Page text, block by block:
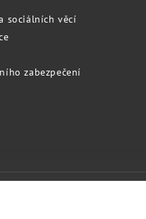
sociálních věcí
zabezpečení